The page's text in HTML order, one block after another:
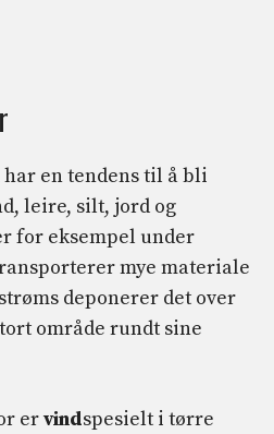
en tendens til å bli
leire, silt, jord og
for eksempel under
mye materiale
deponerer det over
område rundt sine
ervindspesielt i tørre